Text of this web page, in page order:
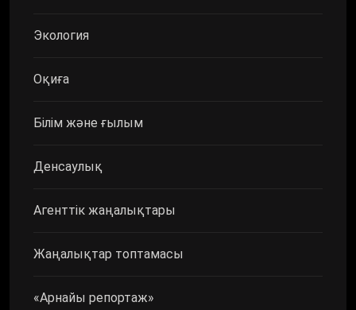
Экология
Оқиға
Білім және ғылым
Денсаулық
Агенттік жаңалықтары
Жаңалықтар топтамасы
«Арнайы репортаж»